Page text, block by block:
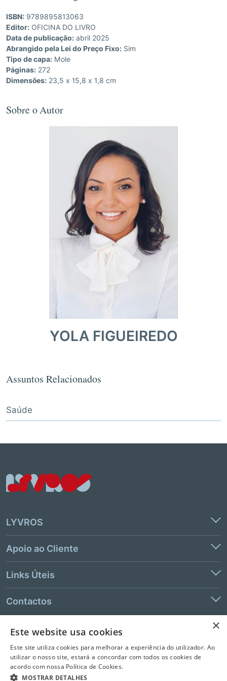
ISBN: 9789895813063
Editor: OFICINA DO LIVRO
Data de publicação: abril 2025
Abrangido pela Lei do Preço Fixo: Sim
Tipo de capa: Mole
Páginas: 272
Dimensões: 23,5 x 15,8 x 1,8 cm
Sobre o Autor
YOLA FIGUEIREDO
Assuntos Relacionados
Saúde
LYVROS
Apoio ao Cliente
Links Úteis
Contactos
© 2026 LeYa, S.A. Todos os direitos reservados. Não é permitida a
extração de texto e de dados.
×
Este website usa cookies
Este site utiliza cookies para melhorar a experiência do utilizador. Ao
utilizar o nosso site, estará a concordar com todos os cookies de
acordo com nossa Política de Cookies.
MOSTRAR DETALHES